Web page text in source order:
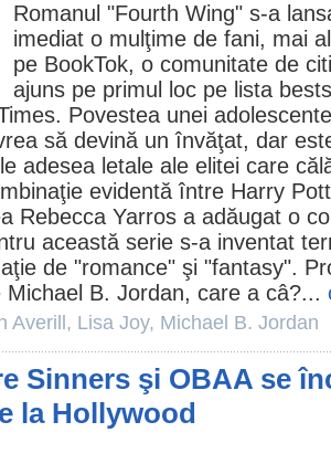
Romanul "Fourth Wing" s-a
imediat o mulţime de fani, mai
pe BookTok, o comunitate de
ajuns pe primul loc pe lista
Povestea unei
să devină un învăţat, dar
adesea letale ale elitei care
evidentă între Harry
Rebecca Yarros a adăugat o
această serie s-a inventat
de "romance" şi "fantasy".
Michael B. Jordan, care a câ?...
Averill , Lisa Joy, Michael B. Jordan
Sinners şi OBAA se
la Hollywood